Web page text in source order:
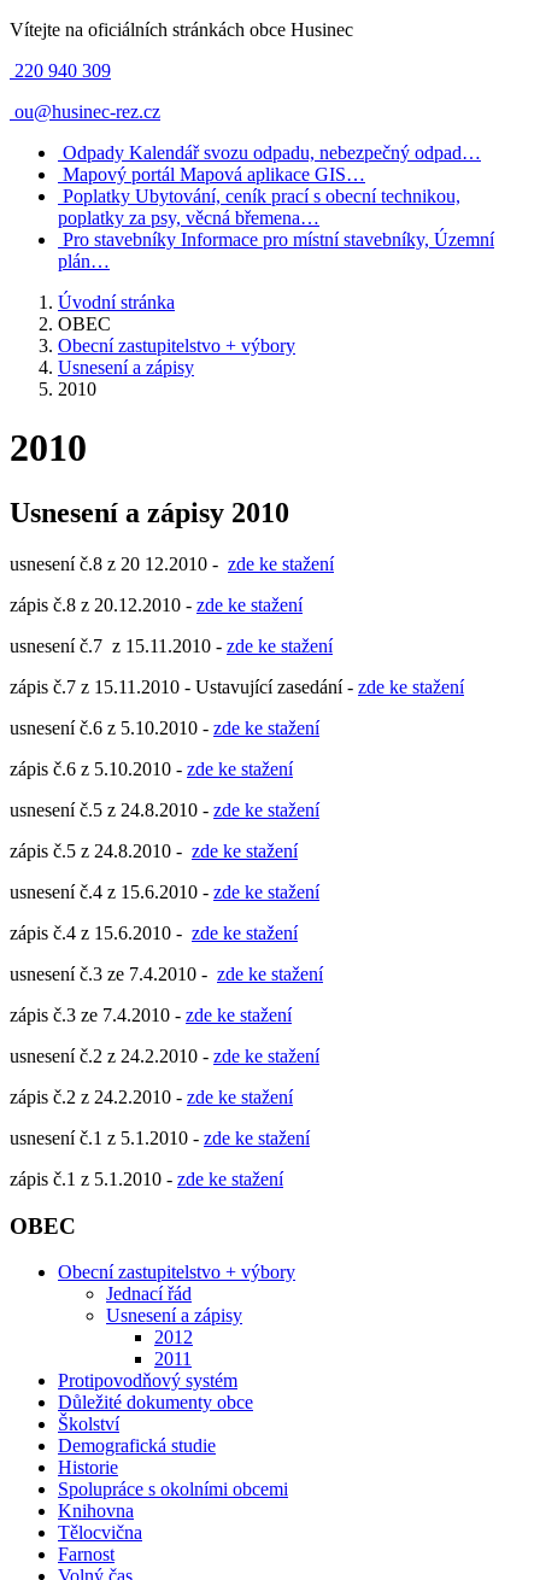
Vítejte na oficiálních stránkách obce Husinec
220 940 309
ou@husinec-rez.cz
Odpady Kalendář svozu odpadu, nebezpečný odpad…
Mapový portál Mapová aplikace GIS…
Poplatky Ubytování, ceník prací s obecní technikou,
poplatky za psy, věcná břemena…
Pro stavebníky Informace pro místní stavebníky, Územní
plán…
Úvodní stránka
OBEC
Obecní zastupitelstvo + výbory
Usnesení a zápisy
2010
2010
Usnesení a zápisy 2010
usnesení č.8 z 20 12.2010 - zde ke stažení
zápis č.8 z 20.12.2010 - zde ke stažení
usnesení č.7 z 15.11.2010 - zde ke stažení
zápis č.7 z 15.11.2010 - Ustavující zasedání - zde ke stažení
usnesení č.6 z 5.10.2010 - zde ke stažení
zápis č.6 z 5.10.2010 - zde ke stažení
usnesení č.5 z 24.8.2010 - zde ke stažení
zápis č.5 z 24.8.2010 - zde ke stažení
usnesení č.4 z 15.6.2010 - zde ke stažení
zápis č.4 z 15.6.2010 - zde ke stažení
usnesení č.3 ze 7.4.2010 - zde ke stažení
zápis č.3 ze 7.4.2010 - zde ke stažení
usnesení č.2 z 24.2.2010 - zde ke stažení
zápis č.2 z 24.2.2010 - zde ke stažení
usnesení č.1 z 5.1.2010 - zde ke stažení
zápis č.1 z 5.1.2010 - zde ke stažení
OBEC
Obecní zastupitelstvo + výbory
Jednací řád
Usnesení a zápisy
2012
2011
Protipovodňový systém
Důležité dokumenty obce
Školství
Demografická studie
Historie
Spolupráce s okolními obcemi
Knihovna
Tělocvična
Farnost